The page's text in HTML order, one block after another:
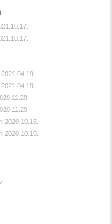
2021.04.19.
2021.04.19.
2020.10.15.
2020.10.15.